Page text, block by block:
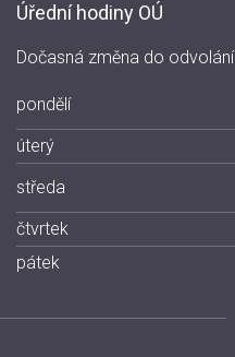
Úřední hodiny OÚ
Dočasná změna do odvolání
pondělí
úterý
středa
čtvrtek
pátek